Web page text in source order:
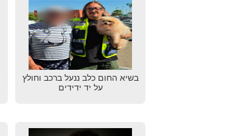
בשיא החום כלב ננעל ברכב וחולץ
על יד ידידים